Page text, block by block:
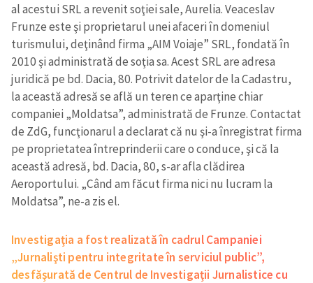
al acestui SRL a revenit soţiei sale, Aurelia. Veaceslav
Frunze este şi proprietarul unei afaceri în domeniul
turismului, deţinând firma „AIM Voiaje” SRL, fondată în
2010 şi administrată de soţia sa. Acest SRL are adresa
juridică pe bd. Dacia, 80. Potrivit datelor de la Cadastru,
la această adresă se află un teren ce aparţine chiar
companiei „Moldatsa”, administrată de Frunze. Contactat
de ZdG, funcţionarul a declarat că nu şi-a înregistrat firma
pe proprietatea întreprinderii care o conduce, şi că la
această adresă, bd. Dacia, 80, s-ar afla clădirea
Aeroportului. „Când am făcut firma nici nu lucram la
Moldatsa”, ne-a zis el.
Investigaţia a fost realizată în cadrul Campaniei
„Jurnalişti pentru integritate în serviciul public”,
desfăşurată de Centrul de Investigaţii Jurnalistice cu